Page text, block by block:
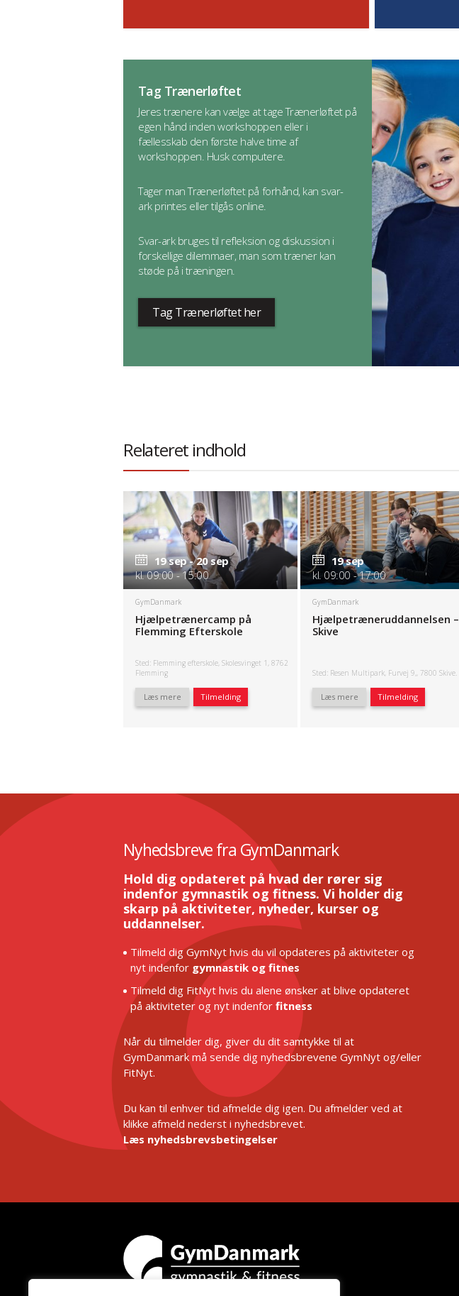
Tag Trænerløftet
Jeres trænere kan vælge at tage Trænerløftet på
egen hånd inden workshoppen eller i
fællesskab den første halve time af
workshoppen. Husk computere.
Tager man Trænerløftet på forhånd, kan svar-
ark printes eller tilgås online.
Svar-ark bruges til refleksion og diskussion i
forskellige dilemmaer, man som træner kan
støde på i træningen.
Tag Trænerløftet her
Relateret indhold
19 sep - 20 sep
kl. 09:00 - 15:00
GymDanmark
Hjælpetrænercamp på
Flemming Efterskole
Sted: Flemming efterskole, Skolesvinget 1, 8762
Flemming
Læs mere Tilmelding
19 sep
kl. 09:00 - 17:00
GymDanmark
Hjælpetræneruddannelsen –
Skive
Sted: Resen Multipark, Furvej 9,, 7800 Skive.
Læs mere Tilmelding
Nyhedsbreve fra GymDanmark
Hold dig opdateret på hvad der rører sig
indenfor gymnastik og fitness. Vi holder dig
skarp på aktiviteter, nyheder, kurser og
uddannelser.
Tilmeld dig GymNyt hvis du vil opdateres på aktiviteter og
nyt indenfor gymnastik og fitnes
Tilmeld dig FitNyt hvis du alene ønsker at blive opdateret
på aktiviteter og nyt indenfor fitness
Når du tilmelder dig, giver du dit samtykke til at
GymDanmark må sende dig nyhedsbrevene GymNyt og/eller
FitNyt.
Du kan til enhver tid afmelde dig igen. Du afmelder ved at
klikke afmeld nederst i nyhedsbrevet.
Læs nyhedsbrevsbetingelser